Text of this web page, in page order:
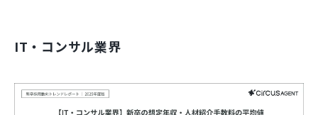
IT・コンサル業界